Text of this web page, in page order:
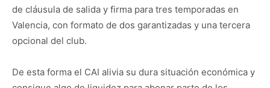
de cláusula de salida y firma para tres temporadas en
Valencia, con formato de dos garantizadas y una tercera
opcional del club.
De esta forma el CAI alivia su dura situación económica y